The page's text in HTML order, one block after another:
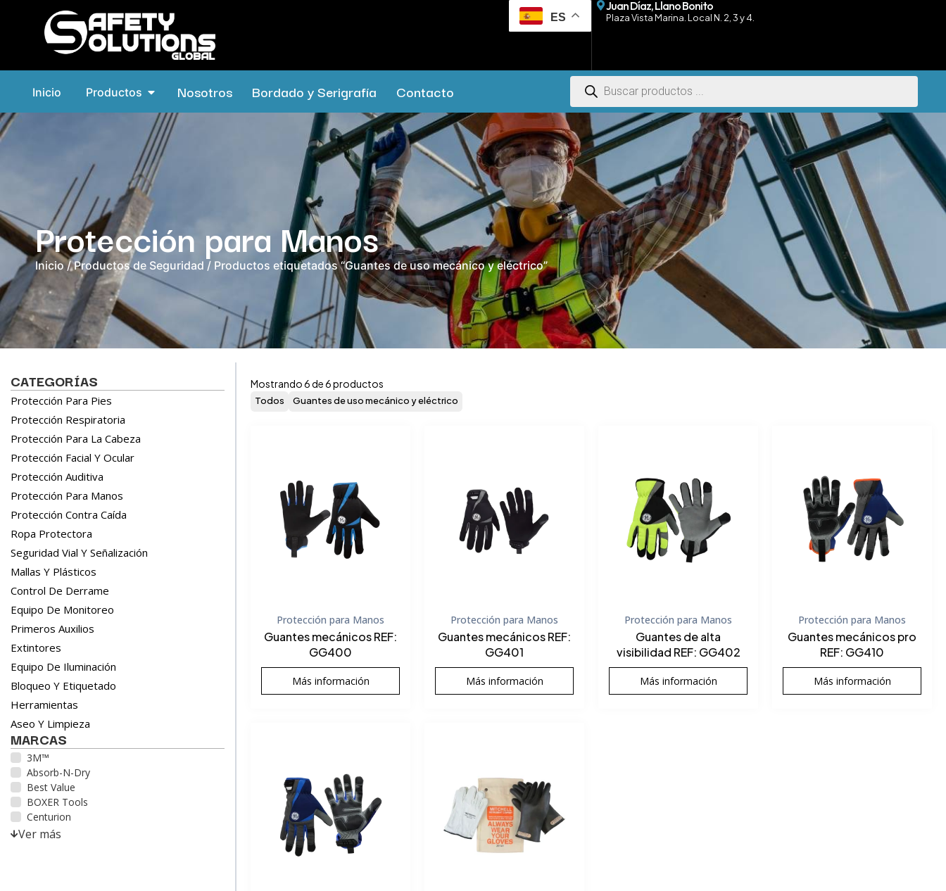
ES
Juan Díaz, Llano Bonito
Plaza Vista Marina. Local N. 2, 3 y 4.
Inicio Productos Nosotros Bordado y Serigrafía Contacto
Protección para Manos
Inicio/Productos de Seguridad / Productos etiquetados “Guantes de uso mecánico y eléctrico”
CATEGORÍAS
Protección Para Pies
Protección Respiratoria
Protección Para La Cabeza
Protección Facial Y Ocular
Protección Auditiva
Protección Para Manos
Protección Contra Caída
Ropa Protectora
Seguridad Vial Y Señalización
Mallas Y Plásticos
Control De Derrame
Equipo De Monitoreo
Primeros Auxilios
Extintores
Equipo De Iluminación
Bloqueo Y Etiquetado
Herramientas
Aseo Y Limpieza
MARCAS
3M™
Absorb-N-Dry
Best Value
BOXER Tools
Centurion
Ver más
Mostrando 6 de 6 productos
Todos Guantes de uso mecánico y eléctrico
Protección para Manos
Guantes mecánicos REF:
GG400
Más información
Protección para Manos
Guantes mecánicos REF:
GG401
Más información
Protección para Manos
Guantes de alta
visibilidad REF: GG402
Más información
Protección para Manos
Guantes mecánicos pro
REF: GG410
Más información